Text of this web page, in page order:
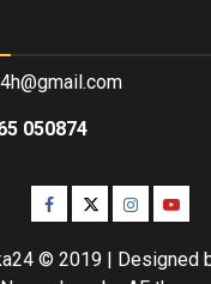
050874
Facebook
TwitterInstagram
© 2019 | Designed